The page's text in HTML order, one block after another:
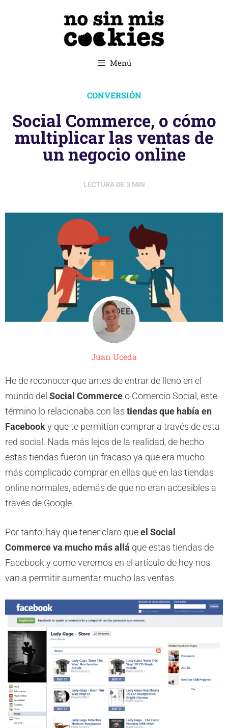
Menú
CONVERSIÓN
Social Commerce, o cómo
multiplicar las ventas de
un negocio online
LECTURA DE3 MIN
Juan Uceda
He de reconocer que antes de entrar de lleno en el
mundo del Social Commerceo Comercio Social, este
término lo relacionaba con las tiendas que había en
Facebooky que te permitían comprar a través de esta
red social. Nada más lejos de la realidad, de hecho
estas tiendas fueron un fracaso ya que era mucho
más complicado comprar en ellas que en las tiendas
online normales, además de que no eran accesibles a
través de Google.
Por tanto, hay que tener claro queel Social
Commerce va mucho más allá que estas tiendas de
Facebook y como veremos en el artículo de hoy nos
van a permitir aumentar mucho las ventas.